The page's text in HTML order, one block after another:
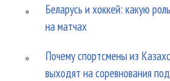
Беларусь и хоккей: какую
на матчах
Почему спортсмены из
выходят на соревнования